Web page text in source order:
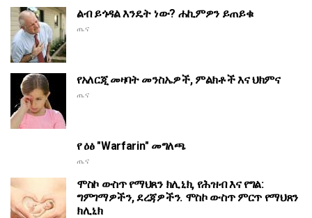
ልብ ይጎዳል እንዴት ነው? ሐኪምዎን ይጠይቁ
ጤና
የአለርጂ መዛባት መንስኤዎች, ምልክቶች እና ህክምና
ጤና
የ ዕፅ "Warfarin" መግለጫ
ጤና
ሞስኮ ውስጥ የማህጸን ክሊኒክ, የሕዝብ እና የግል:
ግምገማዎችን, ደረጃዎችን. ሞስኮ ውስጥ ምርጥ የማህጸን
ክሊኒክ